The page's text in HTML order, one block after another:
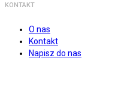
KONTAKT
O nas
Kontakt
Napisz do nas